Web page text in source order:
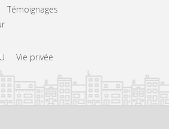
Témoignages
Vie privée